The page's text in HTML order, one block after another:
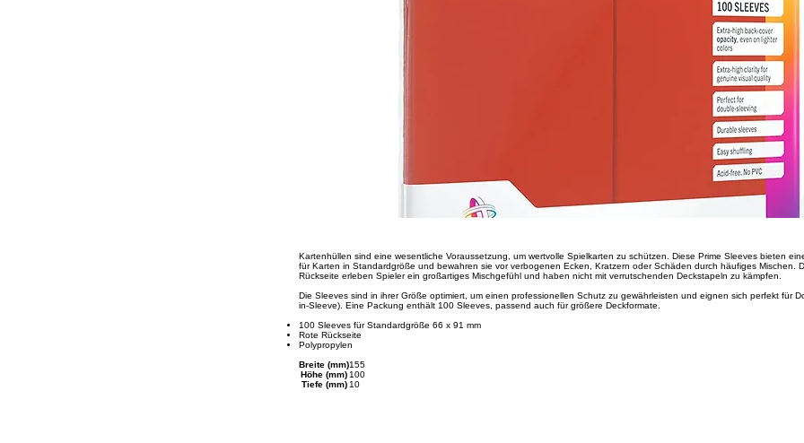
Kartenhüllen sind eine wesentliche Voraussetzung, um wertvolle Spielkarten zu schützen. Diese Prime Sleeves bieten
für Karten in Standardgröße und bewahren sie vor verbogenen Ecken, Kratzern oder Schäden durch häufiges Mischen.
Rückseite erleben Spieler ein großartiges Mischgefühl und haben nicht mit verrutschenden Deckstapeln zu kämpfen.
Die Sleeves sind in ihrer Größe optimiert, um einen professionellen Schutz zu gewährleisten und eignen sich perfekt für
in-Sleeve). Eine Packung enthält 100 Sleeves, passend auch für größere Deckformate.
100 Sleeves für Standardgröße 66 x 91 mm
Rote Rückseite
Polypropylen
Breite (mm)155
Höhe (mm) 100
Tiefe (mm) 10